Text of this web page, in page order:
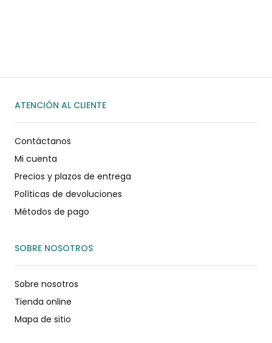
ATENCIÓN AL CLIENTE
Contáctanos
Mi cuenta
Precios y plazos de entrega
Políticas de devoluciones
Métodos de pago
SOBRE NOSOTROS
Sobre nosotros
Tienda online
Mapa de sitio